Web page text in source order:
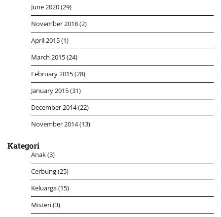
June 2020(29)
November 2018(2)
April 2015(1)
March 2015(24)
February 2015(28)
January 2015(31)
December 2014(22)
November 2014(13)
Kategori
Anak(3)
Cerbung(25)
Keluarga(15)
Misteri(3)